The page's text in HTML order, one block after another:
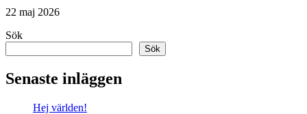
22 maj 2026
Primärt
sidofält
Sök
Sök
Senaste inläggen
Hej världen!